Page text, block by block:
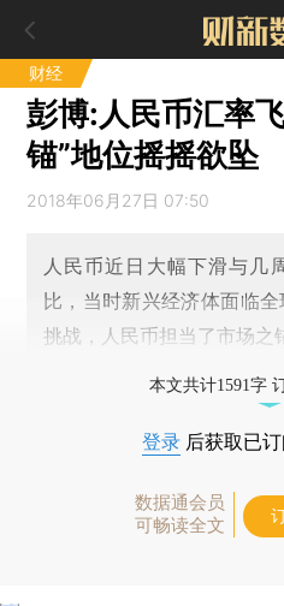
财经
彭博:人民币汇率
锚”地位摇摇欲坠
2018年06月27日 07:50
人民币近日大幅下滑与几
比，当时新兴经济体面临
挑战，人民币担当了市场之
本文共计1591字
登录 后获取已
数据通会员
可畅读全文